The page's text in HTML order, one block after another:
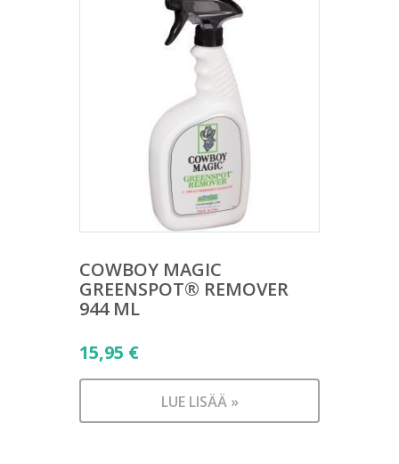
COWBOY MAGIC
GREENSPOT® REMOVER
944 ML
15,95 €
LUE LISÄÄ »